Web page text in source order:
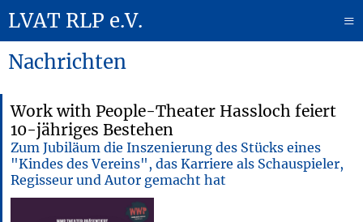
LVAT RLP e.V.
≡
Nachrichten
Work with People-Theater Hassloch feiert
10-jähriges Bestehen
Zum Jubiläum die Inszenierung des Stücks eines
"Kindes des Vereins", das Karriere als Schauspieler,
Regisseur und Autor gemacht hat